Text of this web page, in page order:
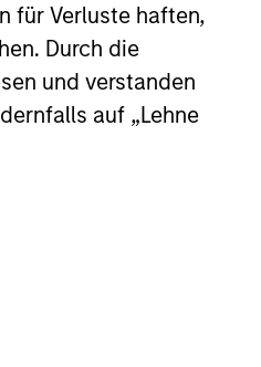
für Verluste haften,
Durch die
und verstanden
auf „Lehne
as an